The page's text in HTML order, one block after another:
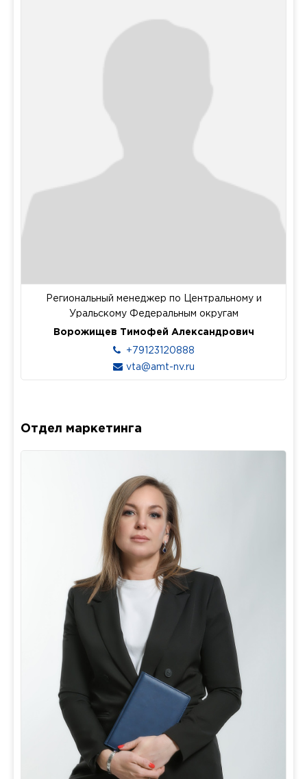
Региональный менеджер по Центральному и
Уральскому Федеральным округам
Ворожищев Тимофей Александрович
+79123120888
vta@amt-nv.ru
Отдел маркетинга